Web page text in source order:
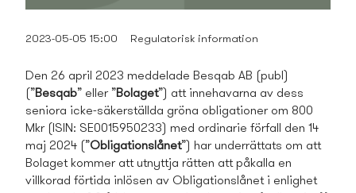
2023-05-05 15:00 Regulatorisk information
Den 26 april 2023 meddelade Besqab AB (publ)
(”Besqab” eller ”Bolaget”) att innehavarna av dess
seniora icke-säkerställda gröna obligationer om 800
Mkr (ISIN: SE0015950233) med ordinarie förfall den 14
maj 2024 (”Obligationslånet”) har underrättats om att
Bolaget kommer att utnyttja rätten att påkalla en
villkorad förtida inlösen av Obligationslånet i enlighet